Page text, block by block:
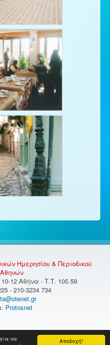
Αποδοχή!
να
Ημερησίου & Περιοδικού
10-12 Αθήνα - Τ.Τ. 105 59
- 210-3234 734
Protosnet